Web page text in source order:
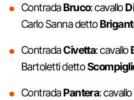
ContradaBruco: cavallo
Carlo Sanna detto
ContradaCivetta: cavallo
Bartoletti detto
ContradaPantera: cavallo